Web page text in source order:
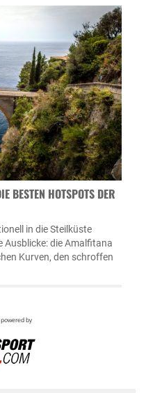
HOTSPOTS DER A
in die Steilküste
die Amalfitana
Kurven, den schroffen